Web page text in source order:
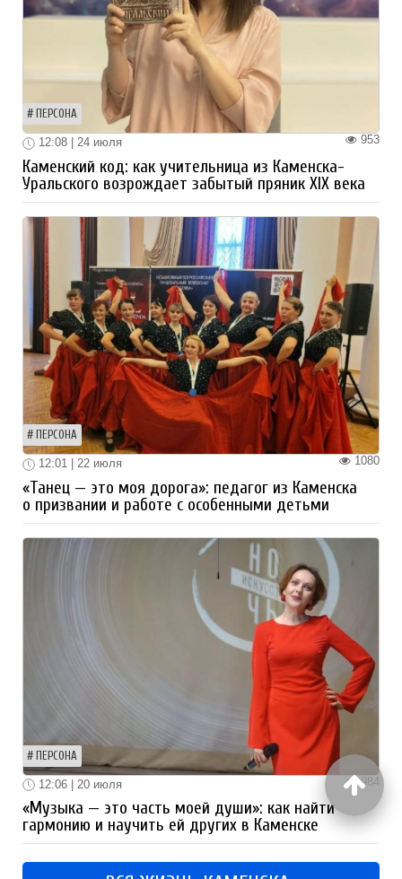
ПЕРСОНА
953
12:08 | 24 июля
Каменский код: как учительница из Каменска-
Уральского возрождает забытый пряник XIX века
ПЕРСОНА
1080
12:01 | 22 июля
«Танец — это моя дорога»: педагог из Каменска
о призвании и работе с особенными детьми
ПЕРСОНА
984
12:06 | 20 июля
«Музыка — это часть моей души»: как найти
гармонию и научить ей других в Каменске